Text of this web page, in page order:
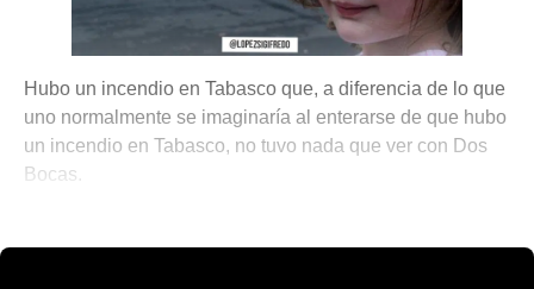
Hubo un incendio en Tabasco que, a diferencia de lo que
uno normalmente se imaginaría al enterarse de que hubo
un incendio en Tabasco, no tuvo nada que ver con Dos
Bocas.